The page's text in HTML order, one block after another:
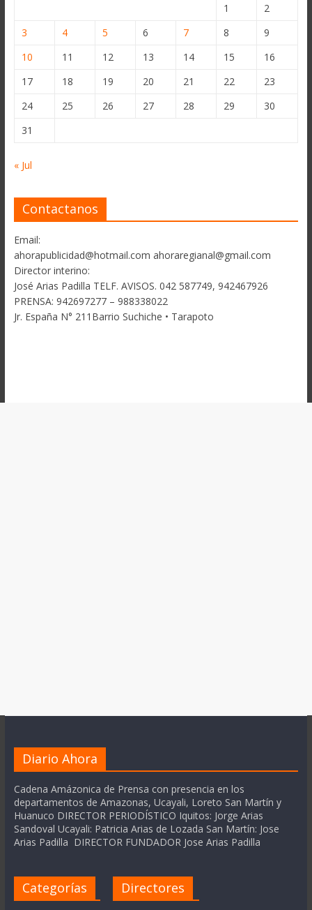
1
2
3
4 5 6 7 8
9
10
11 12 13 14 15
16
17
18 19 20 21 22
23
24
25 26 27 28 29
30
31
« Jul
Contactanos
Email:
ahorapublicidad@hotmail.com ahoraregianal@gmail.com
Director interino:
José Arias Padilla TELF. AVISOS. 042 587749, 942467926
PRENSA: 942697277 – 988338022
Jr. España N° 211Barrio Suchiche • Tarapoto
Diario Ahora
Cadena Amázonica de Prensa con presencia en los
departamentos de Amazonas, Ucayali, Loreto San Martín y
Huanuco DIRECTOR PERIODÍSTICO Iquitos: Jorge Arias
Sandoval Ucayali: Patricia Arias de Lozada San Martín: Jose
Arias Padilla DIRECTOR FUNDADOR Jose Arias Padilla
Categorías Directores